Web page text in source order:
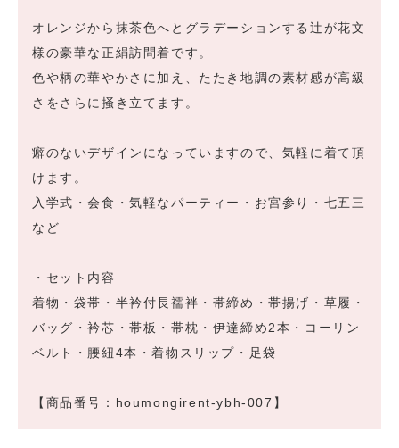
オレンジから抹茶色へとグラデーションする辻が花文
様の豪華な正絹訪問着です。
色や柄の華やかさに加え、たたき地調の素材感が高級
さをさらに掻き立てます。
癖のないデザインになっていますので、気軽に着て頂
けます。
入学式・会食・気軽なパーティー・お宮参り・七五三
など
・セット内容
着物・袋帯・半衿付長襦袢・帯締め・帯揚げ・草履・
バッグ・衿芯・帯板・帯枕・伊達締め2本・コーリン
ベルト・腰紐4本・着物スリップ・足袋
【商品番号：houmongirent-ybh-007】